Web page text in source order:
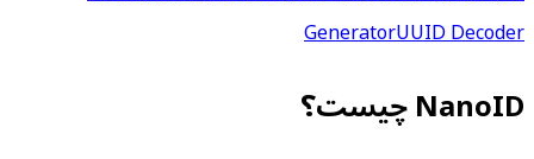
GeneratorUUID Decoder
NanoID چیست؟